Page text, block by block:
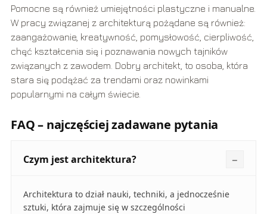
Pomocne są również umiejętności plastyczne i manualne.
W pracy związanej z architekturą pożądane są również:
zaangażowanie, kreatywność, pomysłowość, cierpliwość,
chęć kształcenia się i poznawania nowych tajników
związanych z zawodem. Dobry architekt, to osoba, która
stara się podążać za trendami oraz nowinkami
popularnymi na całym świecie.
FAQ – najczęściej zadawane pytania
Czym jest architektura?
Architektura to dział nauki, techniki, a jednocześnie
sztuki, która zajmuje się w szczególności